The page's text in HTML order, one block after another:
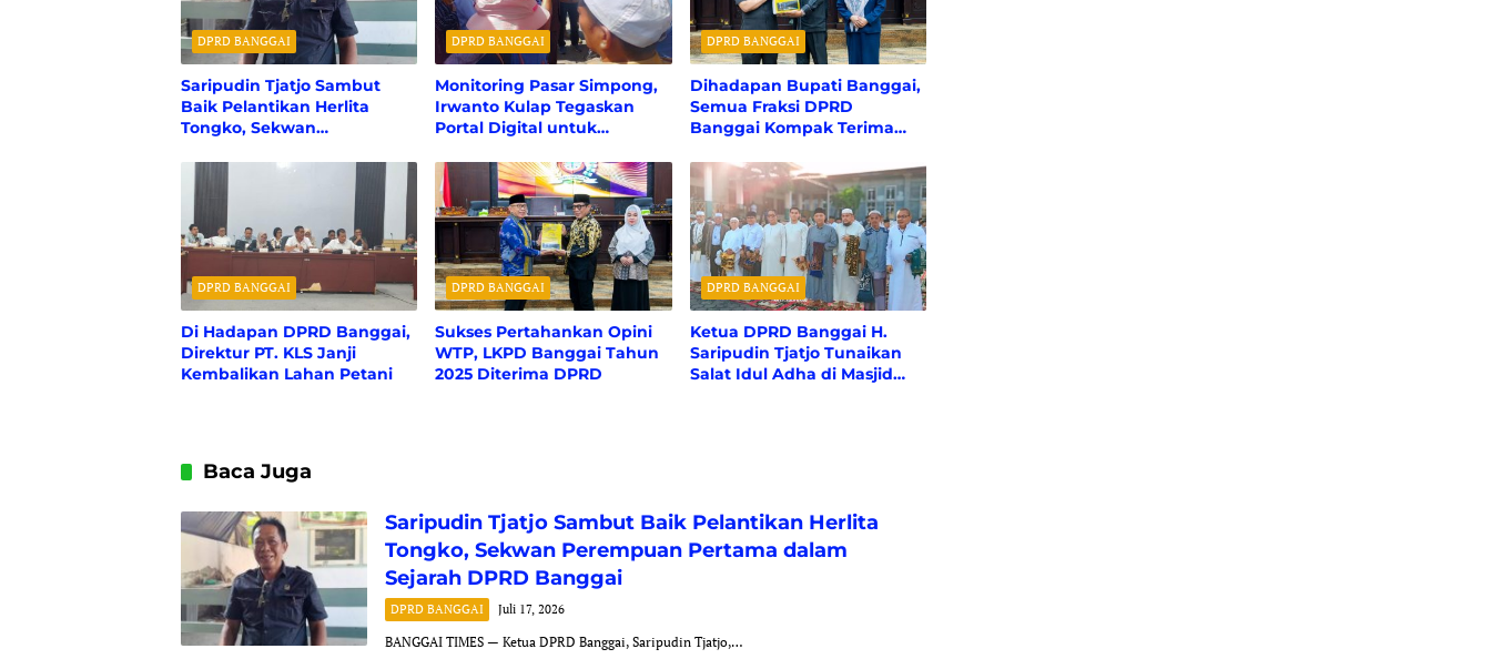
DPRD BANGGAI
Saripudin Tjatjo Sambut
Baik Pelantikan Herlita
Tongko, Sekwan
Sejarah DPRD Banggai
DPRD BANGGAI
Monitoring Pasar Simpong,
Irwanto Kulap Tegaskan
Portal Digital untuk
DPRD BANGGAI
Dihadapan Bupati Banggai,
Semua Fraksi DPRD
Banggai Kompak Terima
2025
DPRD BANGGAI
Di Hadapan DPRD Banggai,
Direktur PT. KLS Janji
Kembalikan Lahan Petani
DPRD BANGGAI
Sukses Pertahankan Opini
WTP, LKPD Banggai Tahun
2025 Diterima DPRD
DPRD BANGGAI
Ketua DPRD Banggai H.
Saripudin Tjatjo Tunaikan
Salat Idul Adha di Masjid
Baca Juga
Saripudin Tjatjo Sambut Baik Pelantikan Herlita
Tongko, Sekwan Perempuan Pertama dalam
Sejarah DPRD Banggai
DPRD BANGGAI Juli 17, 2026
BANGGAI TIMES ​— Ketua DPRD Banggai, Saripudin Tjatjo,…